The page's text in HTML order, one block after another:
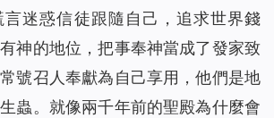
言迷惑信徒跟隨自己，追求世界錢
神的地位，把事奉神當成了發家致
號召人奉獻為自己享用，他們是地
蟲。就像兩千年前的聖殿為什麼會